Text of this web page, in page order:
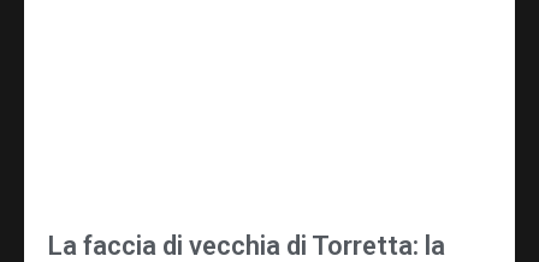
La faccia di vecchia di Torretta: la